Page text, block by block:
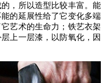
，所以造型比较丰富。能
的延展性给了它变化多端
艺术的生命力；铁艺衣架
上一层漆，以防氧化，因